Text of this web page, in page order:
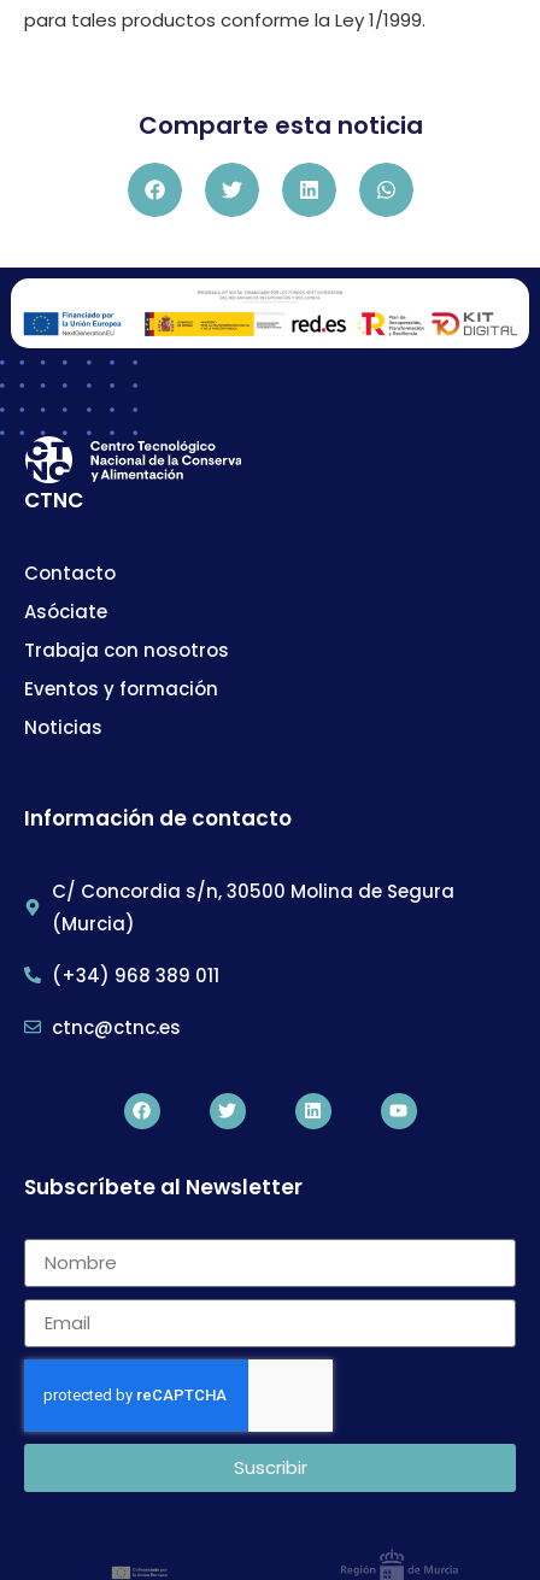
para tales productos conforme la Ley 1/1999.
Comparte esta noticia
CTNC
Contacto
Asóciate
Trabaja con nosotros
Eventos y formación
Noticias
Información de contacto
C/ Concordia s/n, 30500 Molina de Segura
(Murcia)
(+34) 968 389 011
ctnc@ctnc.es
Subscríbete al Newsletter
Suscribir